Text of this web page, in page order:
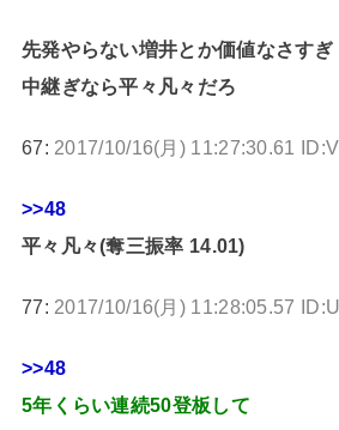
先発やらない増井とか価値なさすぎ
中継ぎなら平々凡々だろ
67: 2017/10/16(月) 11:27:30.61
>>48
平々凡々(奪三振率 14.01)
77: 2017/10/16(月) 11:28:05.57
>>48
5年くらい連続50登板して